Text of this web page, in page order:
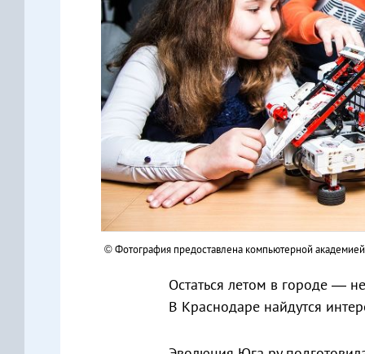
© Фотография предоставлена компьютерной
Остаться летом в городе —
В Краснодаре найдутся